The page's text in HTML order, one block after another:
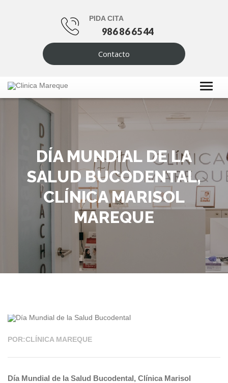
PIDA CITA
986 86 65 44
Contacto
DÍA MUNDIAL DE LA
SALUD BUCODENTAL,
CLÍNICA MARISOL
MAREQUE
POR:CLÍNICA MAREQUE
Día Mundial de la Salud Bucodental, Clínica Marisol